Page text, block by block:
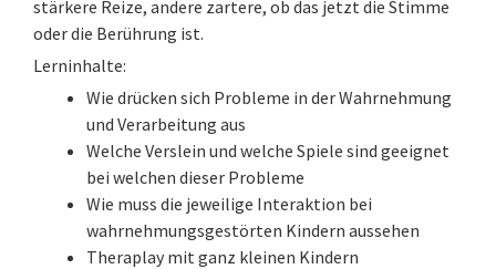
stärkere Reize, andere zartere, ob das jetzt die Stimme
oder die Berührung ist.
Lerninhalte:
Wie drücken sich Probleme in der Wahrnehmung
und Verarbeitung aus
Welche Verslein und welche Spiele sind geeignet
bei welchen dieser Probleme
Wie muss die jeweilige Interaktion bei
wahrnehmungsgestörten Kindern aussehen
Theraplay mit ganz kleinen Kindern